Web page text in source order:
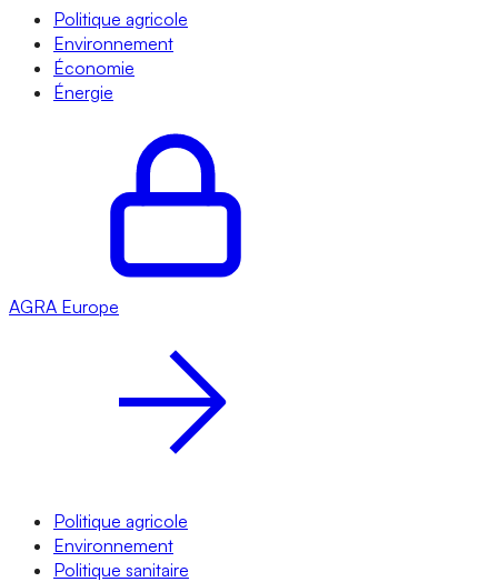
Politique agricole
Environnement
Économie
Énergie
AGRA Europe
Politique agricole
Environnement
Politique sanitaire